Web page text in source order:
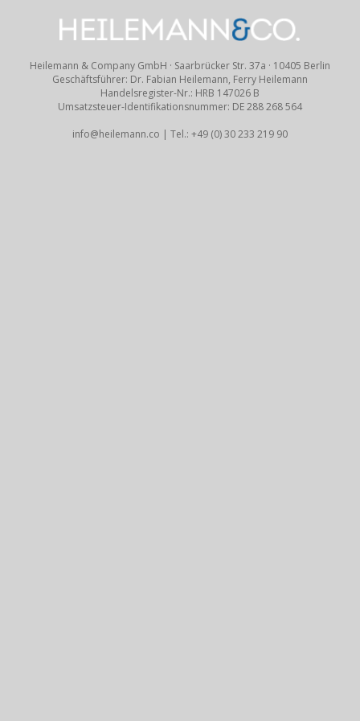
Heilemann & Company GmbH · Saarbrücker Str. 37a · 10405 Berlin
Geschäftsführer: Dr. Fabian Heilemann, Ferry Heilemann
Handelsregister-Nr.: HRB 147026 B
Umsatzsteuer-Identifikationsnummer: DE 288 268 564
info@heilemann.co | Tel.: +49 (0) 30 233 219 90